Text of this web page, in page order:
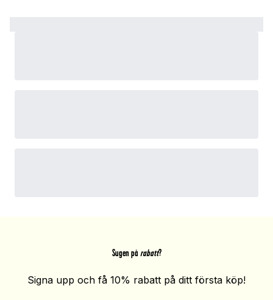
Sugen på rabatt?
Signa upp och få 10% rabatt på ditt första köp!